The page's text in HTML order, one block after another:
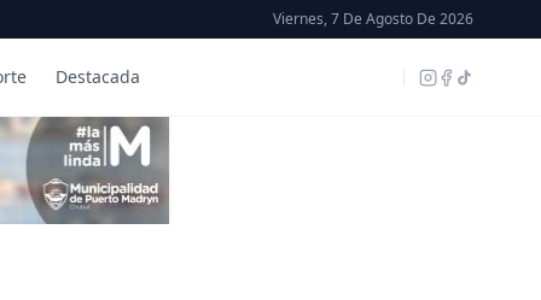
Viernes, 7 De Agosto De 2026
Destacada